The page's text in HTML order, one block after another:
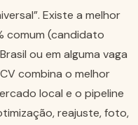
Existe a melhor
comum (candidato
ou em alguma vaga
combina o melhor
local e o pipeline
reajuste, foto,